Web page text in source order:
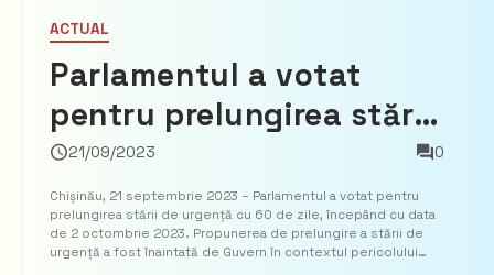
ACTUAL
Parlamentul a votat
pentru prelungirea stării
de urgență cu 60 de zile
21/09/2023 0
Chișinău, 21 septembrie 2023 – Parlamentul a votat pentru
prelungirea stării de urgență cu 60 de zile, începând cu data
de 2 octombrie 2023. Propunerea de prelungire a stării de
urgență a fost înaintată de Guvern în contextul pericolului